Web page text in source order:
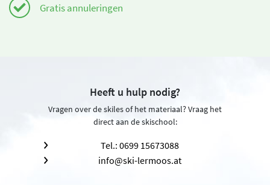
Gratis annuleringen
Heeft u hulp nodig?
Vragen over de skiles of het materiaal? Vraag het
direct aan de skischool:
Tel.: 0699 15673088
info@ski-lermoos.at